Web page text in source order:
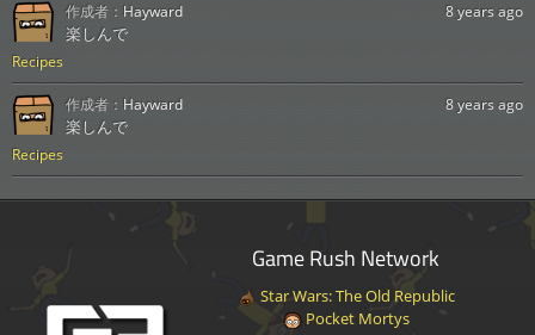
Recipes
8 years ago
楽しんで
作成者： Hayward
Recipes
8 years ago
楽しんで
作成者： Hayward
Game Rush Network
Star Wars: The Old Republic
Pocket Mortys